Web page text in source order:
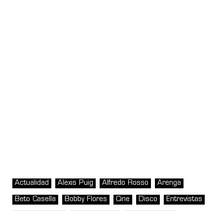
Actualidad Alexis Puig Alfredo Rosso Arenga
Beto Casella Bobby Flores Cine Disco Entrevistas